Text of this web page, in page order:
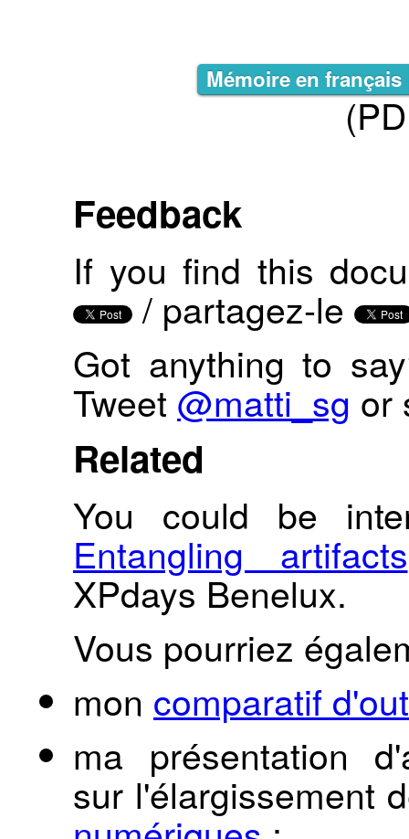
Mémoire en français
Feedback
If you find this
/ partagez-le
Got anything to
Tweet @matti_sg or
Related
You could be
Entangling artifacts
XPdays Benelux.
Vous pourriez
mon comparatif
ma présentation
sur l'élargissement